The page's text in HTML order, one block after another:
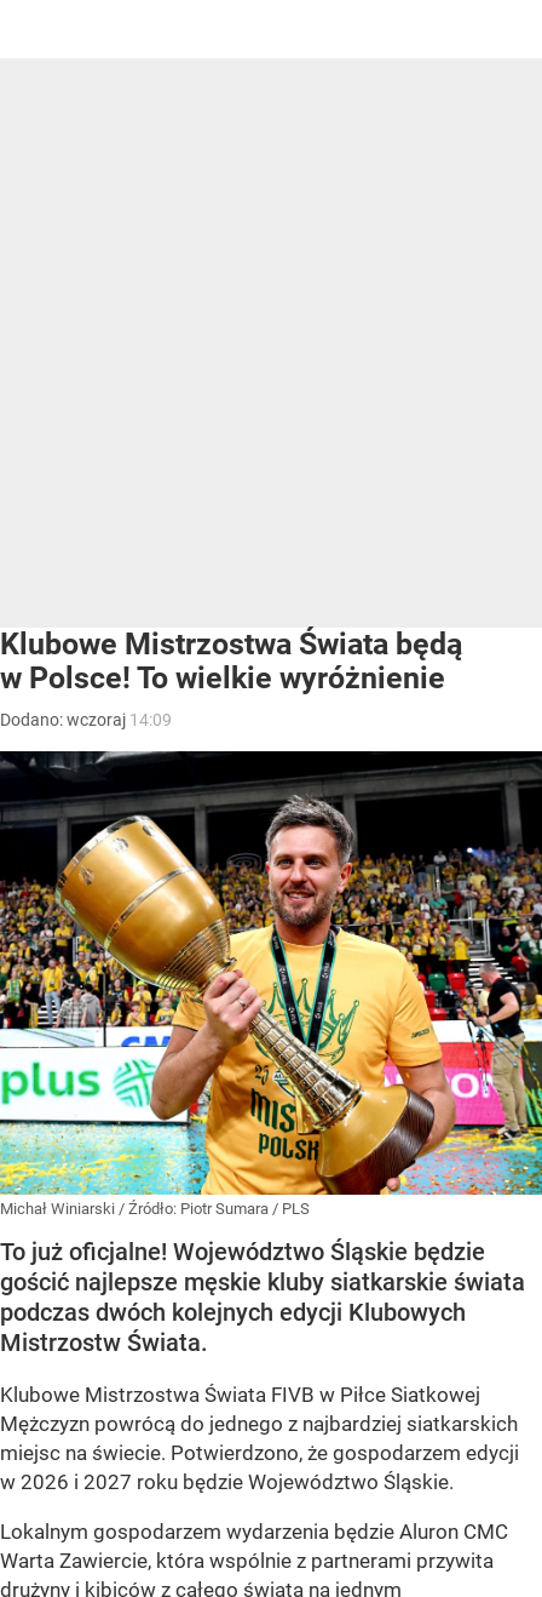
Klubowe Mistrzostwa Świata będą
w Polsce! To wielkie wyróżnienie
Dodano:wczoraj 14:09
Michał Winiarski / Źródło: Piotr Sumara / PLS
To już oficjalne! Województwo Śląskie będzie
gościć najlepsze męskie kluby siatkarskie świata
podczas dwóch kolejnych edycji Klubowych
Mistrzostw Świata.
Klubowe Mistrzostwa Świata FIVB w Piłce Siatkowej
Mężczyzn powrócą do jednego z najbardziej siatkarskich
miejsc na świecie. Potwierdzono, że gospodarzem edycji
w 2026 i 2027 roku będzie Województwo Śląskie.
Lokalnym gospodarzem wydarzenia będzie Aluron CMC
Warta Zawiercie, która wspólnie z partnerami przywita
drużyny i kibiców z całego świata na jednym